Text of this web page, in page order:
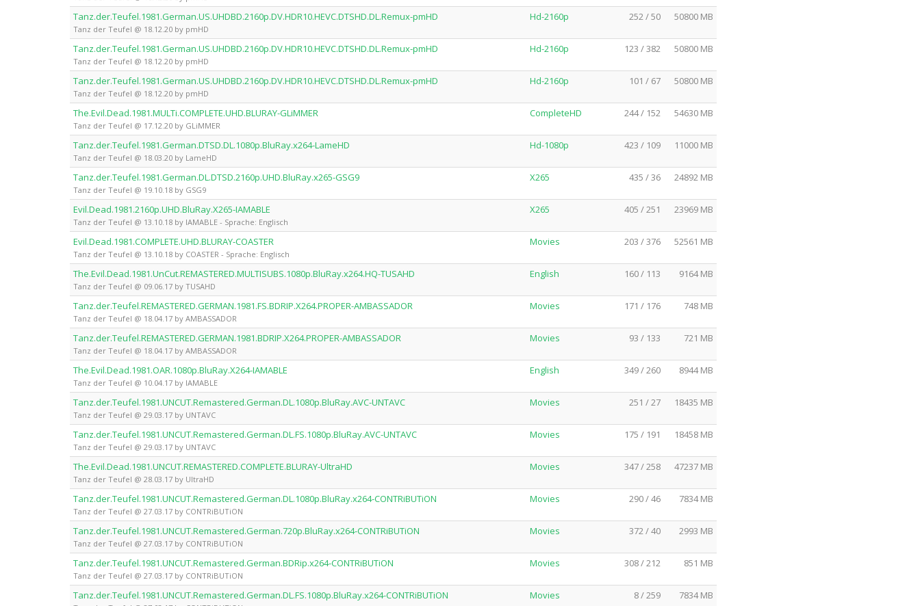
Tanz.der.Teufel.1981.German.US.UHDBD.2160p.DV.HDR10.HEVC.DTSHD.DL.Remux-pmHD
Tanz der Teufel @ 18.12.20 by pmHD
Hd-2160p 252 / 50 50800 MB
Tanz.der.Teufel.1981.German.US.UHDBD.2160p.DV.HDR10.HEVC.DTSHD.DL.Remux-pmHD
Tanz der Teufel @ 18.12.20 by pmHD
Hd-2160p 123 / 382 50800 MB
Tanz.der.Teufel.1981.German.US.UHDBD.2160p.DV.HDR10.HEVC.DTSHD.DL.Remux-pmHD
Tanz der Teufel @ 18.12.20 by pmHD
Hd-2160p 101 / 67 50800 MB
The.Evil.Dead.1981.MULTi.COMPLETE.UHD.BLURAY-GLiMMER
Tanz der Teufel @ 17.12.20 by GLiMMER
CompleteHD 244 / 152 54630 MB
Tanz.der.Teufel.1981.German.DTSD.DL.1080p.BluRay.x264-LameHD
Tanz der Teufel @ 18.03.20 by LameHD
Hd-1080p 423 / 109 11000 MB
Tanz.der.Teufel.1981.German.DL.DTSD.2160p.UHD.BluRay.x265-GSG9
Tanz der Teufel @ 19.10.18 by GSG9
X265 435 / 36 24892 MB
Evil.Dead.1981.2160p.UHD.BluRay.X265-IAMABLE
Tanz der Teufel @ 13.10.18 by IAMABLE - Sprache: Englisch
X265 405 / 251 23969 MB
Evil.Dead.1981.COMPLETE.UHD.BLURAY-COASTER
Tanz der Teufel @ 13.10.18 by COASTER - Sprache: Englisch
Movies 203 / 376 52561 MB
The.Evil.Dead.1981.UnCut.REMASTERED.MULTISUBS.1080p.BluRay.x264.HQ-TUSAHD
Tanz der Teufel @ 09.06.17 by TUSAHD
English 160 / 113 9164 MB
Tanz.der.Teufel.REMASTERED.GERMAN.1981.FS.BDRIP.X264.PROPER-AMBASSADOR
Tanz der Teufel @ 18.04.17 by AMBASSADOR
Movies 171 / 176 748 MB
Tanz.der.Teufel.REMASTERED.GERMAN.1981.BDRIP.X264.PROPER-AMBASSADOR
Tanz der Teufel @ 18.04.17 by AMBASSADOR
Movies 93 / 133 721 MB
The.Evil.Dead.1981.OAR.1080p.BluRay.X264-IAMABLE
Tanz der Teufel @ 10.04.17 by IAMABLE
English 349 / 260 8944 MB
Tanz.der.Teufel.1981.UNCUT.Remastered.German.DL.1080p.BluRay.AVC-UNTAVC
Tanz der Teufel @ 29.03.17 by UNTAVC
Movies 251 / 27 18435 MB
Tanz.der.Teufel.1981.UNCUT.Remastered.German.DL.FS.1080p.BluRay.AVC-UNTAVC
Tanz der Teufel @ 29.03.17 by UNTAVC
Movies 175 / 191 18458 MB
The.Evil.Dead.1981.UNCUT.REMASTERED.COMPLETE.BLURAY-UltraHD
Tanz der Teufel @ 28.03.17 by UltraHD
Movies 347 / 258 47237 MB
Tanz.der.Teufel.1981.UNCUT.Remastered.German.DL.1080p.BluRay.x264-CONTRiBUTiON
Tanz der Teufel @ 27.03.17 by CONTRiBUTiON
Movies 290 / 46 7834 MB
Tanz.der.Teufel.1981.UNCUT.Remastered.German.720p.BluRay.x264-CONTRiBUTiON
Tanz der Teufel @ 27.03.17 by CONTRiBUTiON
Movies 372 / 40 2993 MB
Tanz.der.Teufel.1981.UNCUT.Remastered.German.BDRip.x264-CONTRiBUTiON
Tanz der Teufel @ 27.03.17 by CONTRiBUTiON
Movies 308 / 212 851 MB
Tanz.der.Teufel.1981.UNCUT.Remastered.German.DL.FS.1080p.BluRay.x264-CONTRiBUTiON Movies 8 / 259 7834 MB